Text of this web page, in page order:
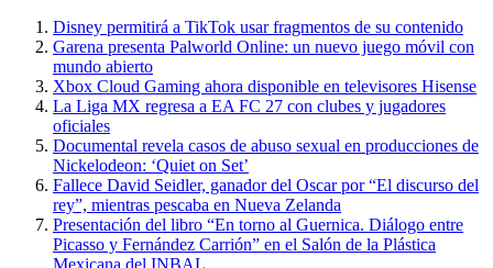
Disney permitirá a TikTok usar fragmentos de su contenido
Garena presenta Palworld Online: un nuevo juego móvil con
mundo abierto
Xbox Cloud Gaming ahora disponible en televisores Hisense
La Liga MX regresa a EA FC 27 con clubes y jugadores
oficiales
Documental revela casos de abuso sexual en producciones de
Nickelodeon: ‘Quiet on Set’
Fallece David Seidler, ganador del Oscar por “El discurso del
rey”, mientras pescaba en Nueva Zelanda
Presentación del libro “En torno al Guernica. Diálogo entre
Picasso y Fernández Carrión” en el Salón de la Plástica
Mexicana del INBAL